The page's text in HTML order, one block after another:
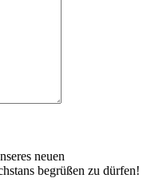
neuen
begrüßen zu dürfen!